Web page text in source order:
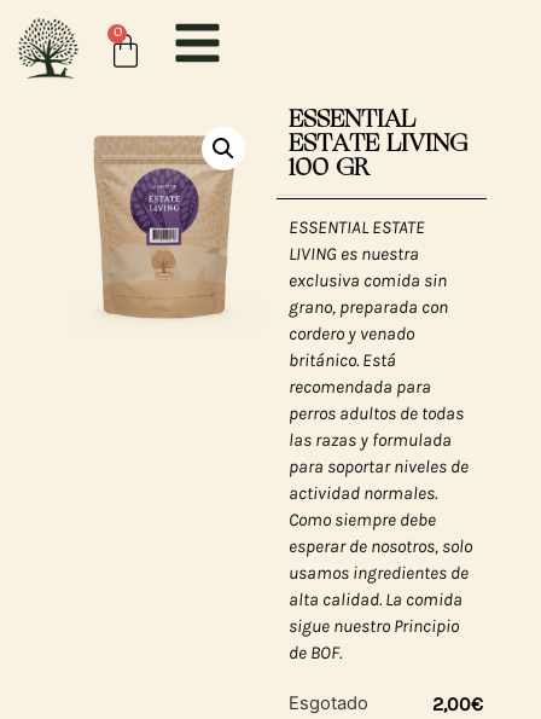
0
ESSENTIAL
ESTATE LIVING
100 GR
ESSENTIAL ESTATE
LIVING es nuestra
exclusiva comida sin
grano, preparada con
cordero y venado
británico. Está
recomendada para
perros adultos de todas
las razas y formulada
para soportar niveles de
actividad normales.
Como siempre debe
esperar de nosotros, solo
usamos ingredientes de
alta calidad. La comida
sigue nuestro Principio
de BOF.
Esgotado 2,00€